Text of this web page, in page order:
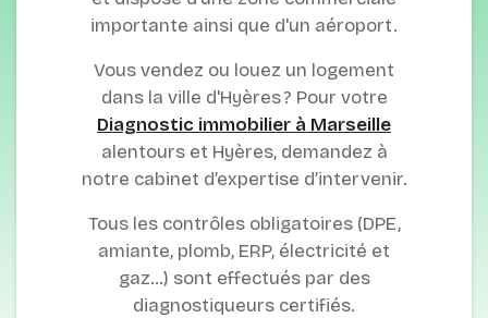
importante ainsi que d'un aéroport.
Vous vendez ou louez un logement
dans la ville d'Hyères ? Pour votre
Diagnostic immobilier à Marseille
alentours et Hyères, demandez à
notre cabinet d’expertise d’intervenir.
Tous les contrôles obligatoires (DPE,
amiante, plomb, ERP, électricité et
gaz…) sont effectués par des
diagnostiqueurs certifiés.